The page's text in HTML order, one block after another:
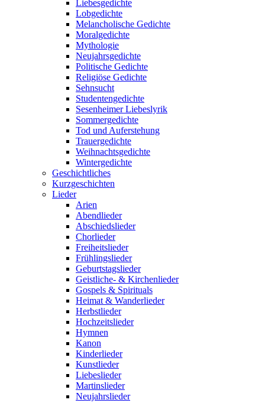
Liebesgedichte
Lobgedichte
Melancholische Gedichte
Moralgedichte
Mythologie
Neujahrsgedichte
Politische Gedichte
Religiöse Gedichte
Sehnsucht
Studentengedichte
Sesenheimer Liebeslyrik
Sommergedichte
Tod und Auferstehung
Trauergedichte
Weihnachtsgedichte
Wintergedichte
Geschichtliches
Kurzgeschichten
Lieder
Arien
Abendlieder
Abschiedslieder
Chorlieder
Freiheitslieder
Frühlingslieder
Geburtstagslieder
Geistliche- & Kirchenlieder
Gospels & Spirituals
Heimat & Wanderlieder
Herbstlieder
Hochzeitslieder
Hymnen
Kanon
Kinderlieder
Kunstlieder
Liebeslieder
Martinslieder
Neujahrslieder